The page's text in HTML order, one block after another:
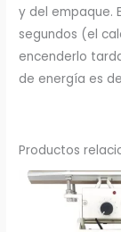
y del empaque.
segundos (el
encenderlo
de energía es
Productos